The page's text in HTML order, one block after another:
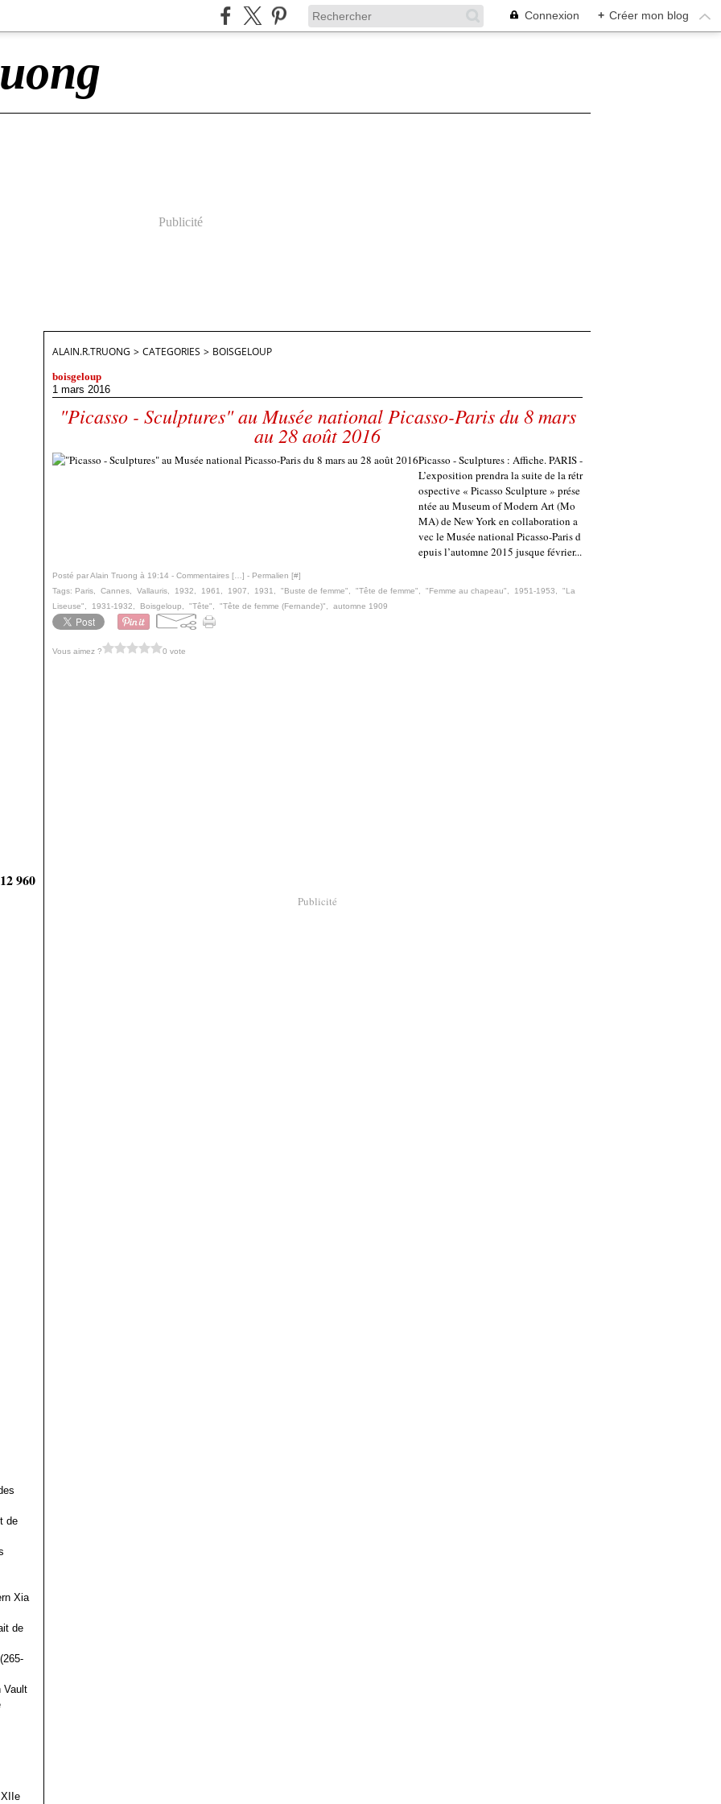
Connexion + Créer mon blog
Publicité
960
de
Xia
de
Vault
ALAIN.R.TRUONG > CATEGORIES > BOISGELOUP
boisgeloup
1 mars 2016
"Picasso - Sculptures" au Musée national Picasso-Paris du 8 mars
au 28 août 2016
Picasso - Sculptures : Affiche. PARIS -
L’exposition prendra la suite de la rétr
ospective « Picasso Sculpture » prése
ntée au Museum of Modern Art (Mo
MA) de New York en collaboration a
vec le Musée national Picasso-Paris d
epuis l’automne 2015 jusque février...
Posté par Alain Truong à 19:14 - Commentaires [ ] - Permalien [#]
Tags: Paris Cannes Vallauris 1932 1961 1907 1931 "Buste de femme" "Tête de femme" "Femme au chapeau" 1951-1953
"La
Liseuse"
1931-1932 Boisgeloup "Tête" "Tête de femme (Fernande)" automne 1909
Vous aimez ? 0 vote
Publicité